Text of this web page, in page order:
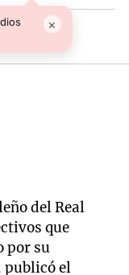
×
del Real
que
por su
publicó el